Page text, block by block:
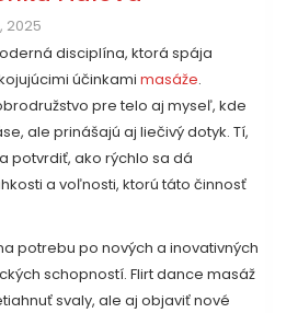
2025
disciplína, ktorá spája
účinkami masáže.
pre telo aj myseľ, kde
ale prinášajú aj liečivý dotyk. Tí,
potvrdiť, ako rýchlo sa dá
a voľnosti, ktorú táto činnosť
potrebu po nových a inovativných
schopností. Flirt dance masáž
svaly, ale aj objaviť nové